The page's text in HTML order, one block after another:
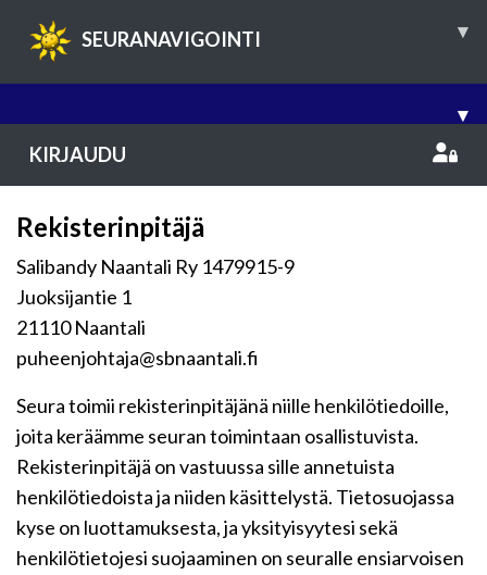
SEURANAVIGOINTI ▾
▾
KIRJAUDU
Rekisterinpitäjä
Salibandy Naantali Ry 1479915-9
Juoksijantie 1
21110 Naantali
puheenjohtaja@sbnaantali.fi
Seura toimii rekisterinpitäjänä niille henkilötiedoille,
joita keräämme seuran toimintaan osallistuvista.
Rekisterinpitäjä on vastuussa sille annetuista
henkilötiedoista ja niiden käsittelystä. Tietosuojassa
kyse on luottamuksesta, ja yksityisyytesi sekä
henkilötietojesi suojaaminen on seuralle ensiarvoisen